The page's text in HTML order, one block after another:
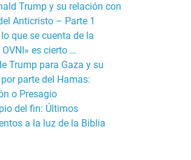
Trump y su relación con
Anticristo – Parte 1
que se cuenta de la
es cierto …
Trump para Gaza y su
parte del Hamas:
o Presagio
del fin: Últimos
a la luz de la Biblia